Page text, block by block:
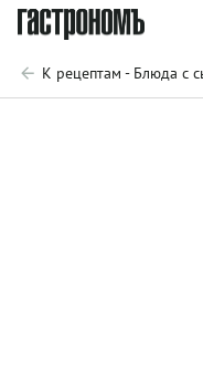
К рецептам - Блюда с